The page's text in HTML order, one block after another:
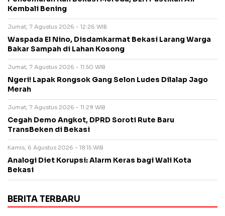
Kembali Bening
Jumat, 7 Agustus 2026 - 12:26 WIB
Waspada El Nino, Disdamkarmat Bekasi Larang Warga
Bakar Sampah di Lahan Kosong
Jumat, 7 Agustus 2026 - 11:50 WIB
Ngeri! Lapak Rongsok Gang Selon Ludes Dilalap Jago
Merah
Jumat, 7 Agustus 2026 - 11:29 WIB
Cegah Demo Angkot, DPRD Soroti Rute Baru
TransBeken di Bekasi
Kamis, 6 Agustus 2026 - 18:15 WIB
Analogi Diet Korupsi: Alarm Keras bagi Wali Kota
Bekasi
BERITA TERBARU